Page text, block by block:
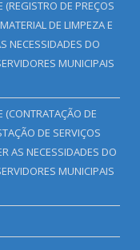
DE PREÇOS
DE LIMPEZA E
NECESSIDADES DO
MUNICIPAIS
(CONTRATAÇÃO DE
DE SERVIÇOS
AS NECESSIDADES DO
MUNICIPAIS